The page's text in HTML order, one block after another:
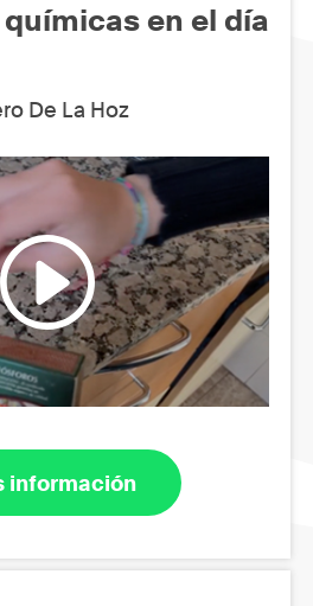
en el día
De La Hoz
información